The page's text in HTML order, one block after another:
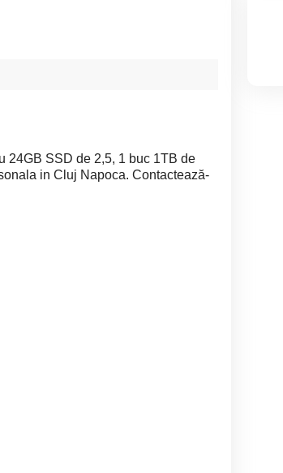
24GB SSD de 2,5, 1 buc 1TB de
in Cluj Napoca. Contactează-